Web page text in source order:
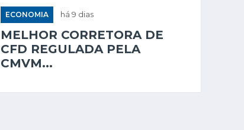
ECONOMIA há 9 dias
MELHOR CORRETORA DE
CFD REGULADA PELA
CMVM...